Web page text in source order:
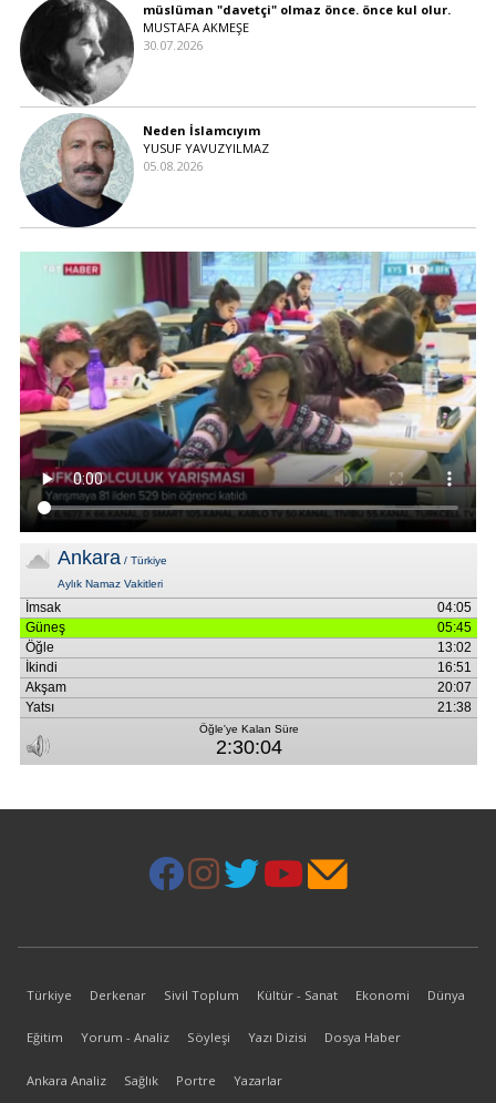
müslüman "davetçi" olmaz önce. önce kul olur.
MUSTAFA AKMEŞE
30.07.2026
Neden İslamcıyım
YUSUF YAVUZYILMAZ
05.08.2026
Türkiye Derkenar Sivil Toplum Kültür - Sanat Ekonomi Dünya
Eğitim Yorum - Analiz Söyleşi Yazı Dizisi Dosya Haber
Ankara Analiz Sağlık Portre Yazarlar